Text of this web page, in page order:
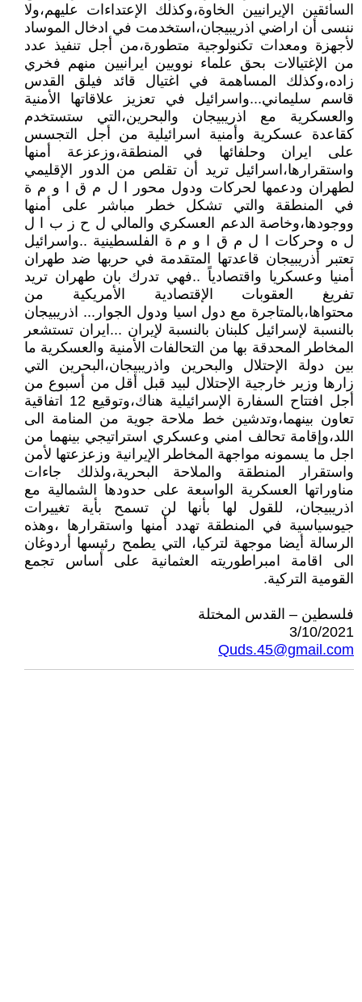
السائقين الإيرانيين الخاوة،وكذلك الإعتداءات عليهم،ولا
ننسى أن اراضي اذريبيجان،استخدمت في ادخال الموساد
لأجهزة ومعدات تكنولوجية متطورة،من أجل تنفيذ عدد
من الإغتيالات بحق علماء نوويين ايرانيين منهم فخري
زاده،وكذلك المساهمة في اغتيال قائد فيلق القدس
قاسم سليماني...واسرائيل في تعزيز علاقاتها الأمنية
والعسكرية مع اذريبيجان والبحرين،التي ستستخدم
كقاعدة عسكرية وأمنية اسرائيلية من أجل التجسس
على ايران وحلفائها في المنطقة،وزعزعة أمنها
واستقرارها،اسرائيل تريد أن تقلص من الدور الإقليمي
لطهران ودعمها لحركات ودول محور ا ل م ق ا و م ة
في المنطقة والتي تشكل خطر مباشر على أمنها
ووجودها،وخاصة الدعم العسكري والمالي ل ح ز ب ا ل
ل ه وحركات ا ل م ق ا و م ة الفلسطينية ..واسرائيل
تعتبر أذريبيجان قاعدتها المتقدمة في حربها ضد طهران
أمنيا وعسكريا واقتصادياً ..فهي تدرك بان طهران تريد
تفريغ العقوبات الإقتصادية الأمريكية من
محتواها،بالمتاجرة مع دول اسيا ودول الجوار... اذريبيجان
بالنسبة لإسرائيل كلبنان بالنسبة لإيران ...ايران تستشعر
المخاطر المحدقة بها من التحالفات الأمنية والعسكرية ما
بين دولة الإحتلال والبحرين واذريبيجان،البحرين التي
زارها وزير خارجية الإحتلال لبيد قبل أقل من أسبوع من
أجل افتتاح السفارة الإسرائيلية هناك،وتوقيع 12 اتفاقية
تعاون بينهما،وتدشين خط ملاحة جوية من المنامة الى
اللد،وإقامة تحالف امني وعسكري استراتيجي بينهما من
اجل ما يسمونه مواجهة المخاطر الإيرانية وزعزعتها لأمن
واستقرار المنطقة والملاحة البحرية،ولذلك جاءات
مناوراتها العسكرية الواسعة على حدودها الشمالية مع
اذريبيجان، للقول لها بأنها لن تسمح بأية تغييرات
جيوسياسية في المنطقة تهدد أمنها واستقرارها ،وهذه
الرسالة أيضا موجهة لتركيا، التي يطمح رئيسها أردوغان
الى اقامة امبراطوريته العثمانية على أساس تجمع
القومية التركية.
فلسطين – القدس المختلة
3/10/2021
Quds.45@gmail.com